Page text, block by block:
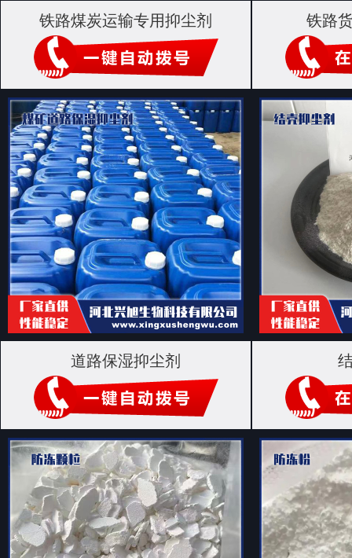
铁路煤炭运输专用抑尘剂 铁路
道路保湿抑尘剂